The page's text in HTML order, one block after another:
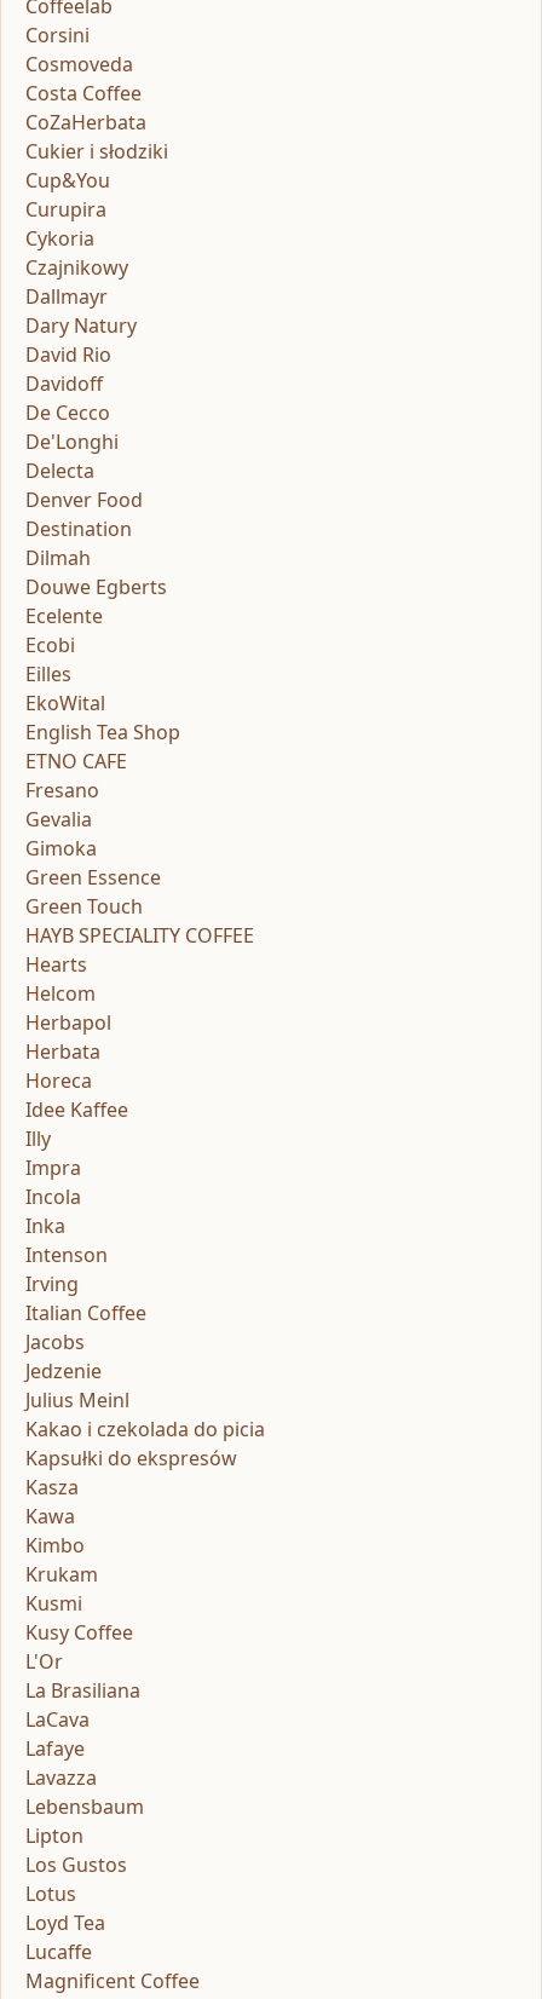
Coffeelab
Corsini
Cosmoveda
Costa Coffee
CoZaHerbata
Cukier i słodziki
Cup&You
Curupira
Cykoria
Czajnikowy
Dallmayr
Dary Natury
David Rio
Davidoff
De Cecco
De'Longhi
Delecta
Denver Food
Destination
Dilmah
Douwe Egberts
Ecelente
Ecobi
Eilles
EkoWital
English Tea Shop
ETNO CAFE
Fresano
Gevalia
Gimoka
Green Essence
Green Touch
HAYB SPECIALITY COFFEE
Hearts
Helcom
Herbapol
Herbata
Horeca
Idee Kaffee
Illy
Impra
Incola
Inka
Intenson
Irving
Italian Coffee
Jacobs
Jedzenie
Julius Meinl
Kakao i czekolada do picia
Kapsułki do ekspresów
Kasza
Kawa
Kimbo
Krukam
Kusmi
Kusy Coffee
L'Or
La Brasiliana
LaCava
Lafaye
Lavazza
Lebensbaum
Lipton
Los Gustos
Lotus
Loyd Tea
Lucaffe
Magnificent Coffee